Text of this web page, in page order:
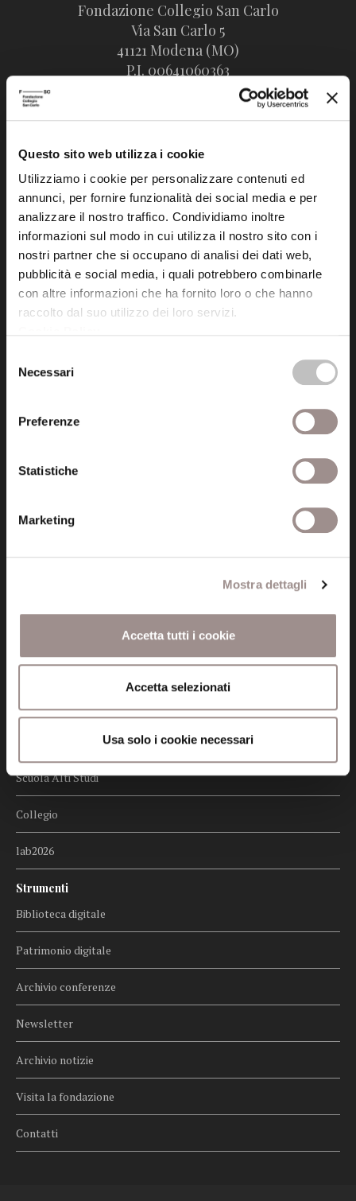
Questo sito web utilizza i cookie
Utilizziamo i cookie per personalizzare contenuti ed
annunci, per fornire funzionalità dei social media e per
analizzare il nostro traffico. Condividiamo inoltre
informazioni sul modo in cui utilizza il nostro sito con i
nostri partner che si occupano di analisi dei dati web,
pubblicità e social media, i quali potrebbero combinarle
con altre informazioni che ha fornito loro o che hanno
raccolto dal suo utilizzo dei loro servizi.
delNecessari
Preferenze
Statistiche
Marketing
Mostra dettagli
Accetta tutti i cookie
Accetta selezionati
Usa solo i cookie necessari
Fondazione Collegio San Carlo
Via San Carlo 5
41121 Modena (MO)
P.I. 00641060363
tel. 059.421211
Posta certificata (PEC)
fondazionecollegiosancarlo@legalmail.it
Seguici
Certificazioni
Biblioteca
Centro Culturale
Centro Studi Religiosi
Scuola Alti Studi
Collegio
lab2026
Strumenti
Biblioteca digitale
Patrimonio digitale
Archivio conferenze
Newsletter
Archivio notizie
Visita la fondazione
Contatti